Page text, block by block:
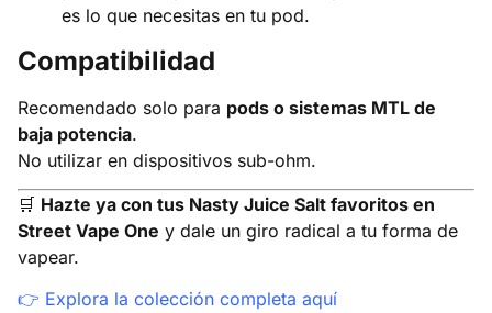
es lo que necesitas en tu pod.
Compatibilidad
Recomendado solo para pods o sistemas MTL de
baja potencia.
No utilizar en dispositivos sub-ohm.
🛒 Hazte ya con tus Nasty Juice Salt favoritos en
Street Vape One y dale un giro radical a tu forma de
vapear.
👉 Explora la colección completa aquí